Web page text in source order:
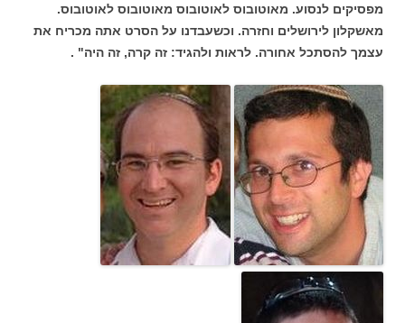
מפסיקים לנסוע. מאוטובוס לאוטובוס מאוטובוס לאוטובוס.
מאשקלון לירושלים וחזרה. וכשעבדנו על הסרט אתה מכריח את
עצמך להסתכל אחורה. לראות ולהגיד: זה קרה, זה היה" .